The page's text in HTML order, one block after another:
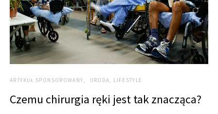
ARTYKUŁ SPONSOROWANY URODA, LIFESTYLE
Czemu chirurgia ręki jest tak znacząca?